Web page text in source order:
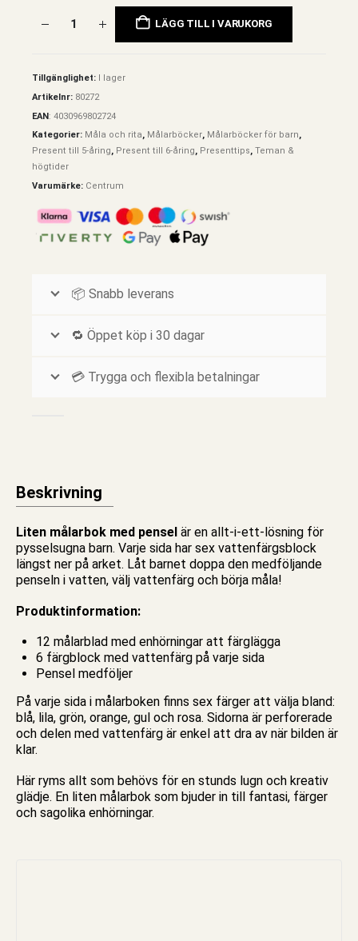
LÄGG TILL I VARUKORG
Tillgänglighet:
I lager
Artikelnr: 80272
EAN: 4030969802724
Kategorier: Måla och rita, Målarböcker, Målarböcker för barn,
Present till 5-åring, Present till 6-åring, Presenttips, Teman &
högtider
Varumärke: Centrum
📦 Snabb leverans
🔁 Öppet köp i 30 dagar
💳 Trygga och flexibla betalningar
Beskrivning
Liten målarbok med pensel är en allt-i-ett-lösning för
pysselsugna barn. Varje sida har sex vattenfärgsblock
längst ner på arket. Låt barnet doppa den medföljande
penseln i vatten, välj vattenfärg och börja måla!
Produktinformation:
12 målarblad med enhörningar att färglägga
6 färgblock med vattenfärg på varje sida
Pensel medföljer
På varje sida i målarboken finns sex färger att välja bland:
blå, lila, grön, orange, gul och rosa. Sidorna är perforerade
och delen med vattenfärg är enkel att dra av när bilden är
klar.
Här ryms allt som behövs för en stunds lugn och kreativ
glädje. En liten målarbok som bjuder in till fantasi, färger
och sagolika enhörningar.